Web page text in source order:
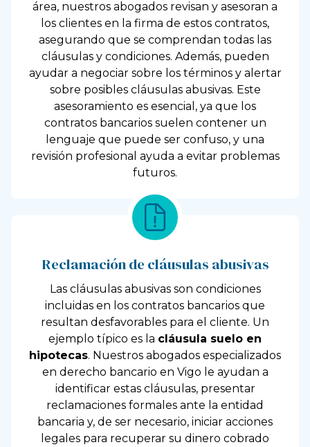
área, nuestros abogados revisan y asesoran a
los clientes en la firma de estos contratos,
asegurando que se comprendan todas las
cláusulas y condiciones. Además, pueden
ayudar a negociar sobre los términos y alertar
sobre posibles cláusulas abusivas. Este
asesoramiento es esencial, ya que los
contratos bancarios suelen contener un
lenguaje que puede ser confuso, y una
revisión profesional ayuda a evitar problemas
futuros.
Reclamación de cláusulas abusivas
Las cláusulas abusivas son condiciones
incluidas en los contratos bancarios que
resultan desfavorables para el cliente. Un
ejemplo típico es la cláusula suelo en
hipotecas. Nuestros abogados especializados
en derecho bancario en Vigo le ayudan a
identificar estas cláusulas, presentar
reclamaciones formales ante la entidad
bancaria y, de ser necesario, iniciar acciones
legales para recuperar su dinero cobrado